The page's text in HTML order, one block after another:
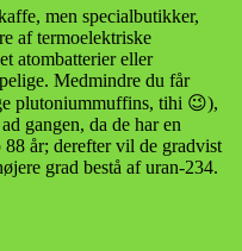
men specialbutikker,
af termoelektriske
atombatterier eller
Medmindre du får
plutoniummuffins, tihi 😉),
gangen, da de har en
år; derefter vil de gradvist
grad bestå af uran-234.